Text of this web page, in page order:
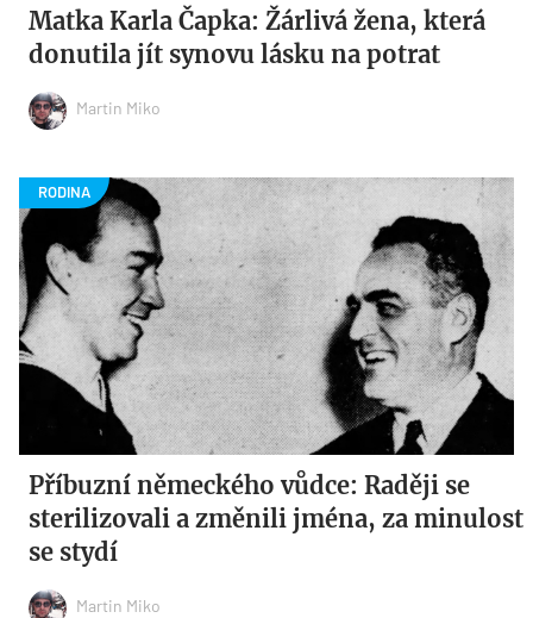
Matka Karla Čapka: Žárlivá žena, která
donutila jít synovu lásku na potrat
Martin Miko
Příbuzní německého vůdce: Raději se
sterilizovali a změnili jména, za minulost
se stydí
Martin Miko